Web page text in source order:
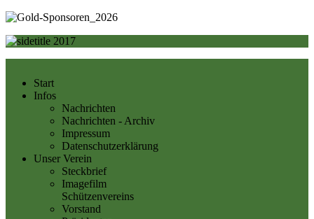
Start
Infos
Nachrichten
Nachrichten - Archiv
Impressum
Datenschutzerklärung
Unser Verein
Steckbrief
Imagefilm
Schützenvereins
Vorstand